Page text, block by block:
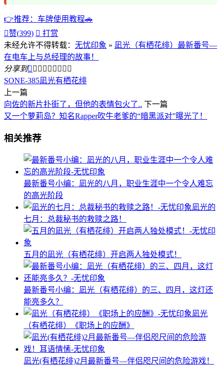
👉推荐：车牌使用教程🚗
赞(399)  打赏
未经允许不得转载： 无忧印象 » 凪光（有栖花绯）最新番号—
在电车上与总经理的故事！
分享到        
SONE-385凪光有栖花绯
上一篇
向佐的新片扑街了，但他的表情包火了.. 下一篇
又一个萝莉岛？知名Rapper吹牛老爹的“暗黑派对”曝光了！
相关推荐
最新番号小编：凪光的八月，职业生涯中一个令人难忘
的高光阶段
凪光的
七月：总裁秘书的救赎之路！
五月的凪光（有栖花绯）开启两人独处模式！
最新番号小编：凪光（有栖花绯）的三、四月，这灯还
能亮多久？
凪光
（有栖花绯）《职场上的应酬》
凪光(有栖花绯)2月最新番号—伴侣咫尺间的危险游戏！